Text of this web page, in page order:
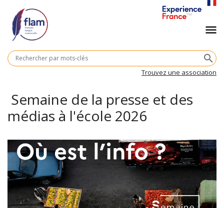
contenu
principal
Navigation
principalesearch
Trouvez une association
menu
Semaine de la presse et des
médias à l'école 2026